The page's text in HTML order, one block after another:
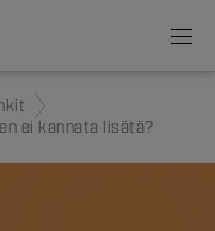
ei kannata lisätä?